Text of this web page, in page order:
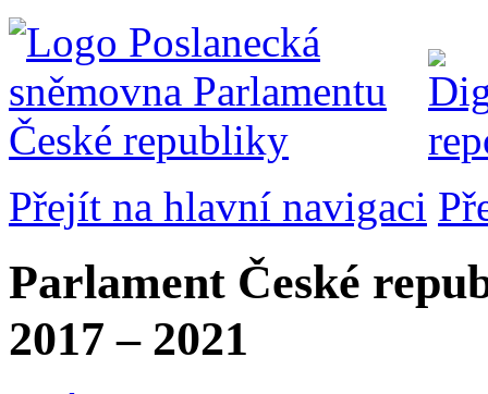
Přejít na hlavní navigaci
Parlament České
2017 – 2021